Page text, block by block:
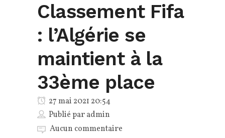
Classement Fifa
: l’Algérie se
maintient à la
33ème place
27 mai 2021 20:54
Publié paradmin
Aucun commentaire